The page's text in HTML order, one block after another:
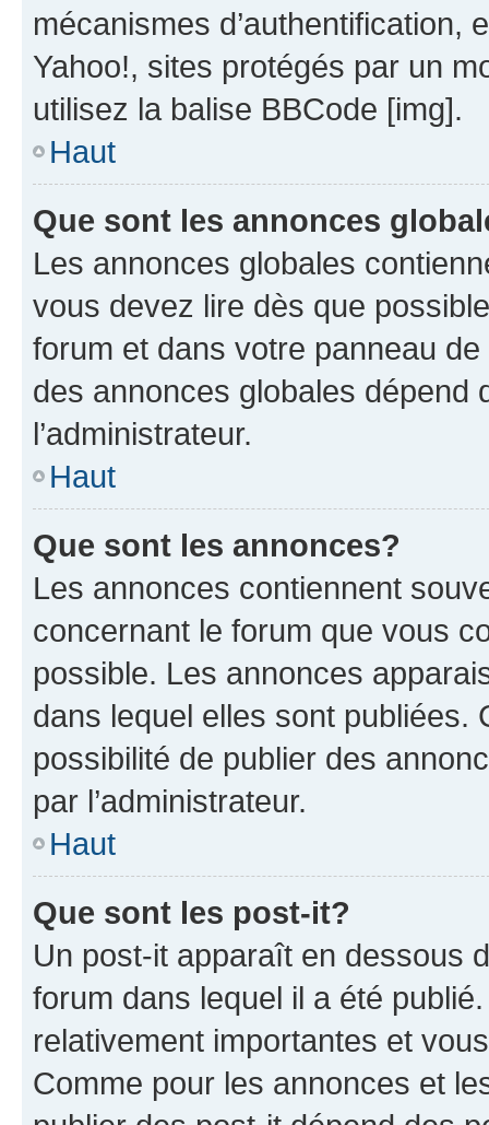
mécanismes d’authentification,
Yahoo!, sites protégés par un
utilisez la balise BBCode [img].
Haut
Que sont les annonces
Les annonces globales
vous devez lire dès que
forum et dans votre panneau
des annonces globales dépend
l’administrateur.
Haut
Que sont les annonces?
Les annonces contiennent
concernant le forum que vous
possible. Les annonces
dans lequel elles sont publiées.
possibilité de publier des
par l’administrateur.
Haut
Que sont les post-it?
Un post-it apparaît en dessous
forum dans lequel il a été
relativement importantes et
Comme pour les annonces et